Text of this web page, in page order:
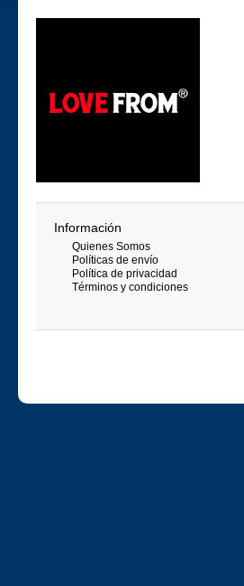
Información
Quienes Somos
Políticas de envío
Política de privacidad
Términos y condiciones